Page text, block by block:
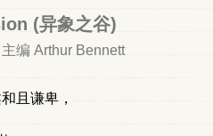
(异象之谷)
编 Arthur Bennett
且谦卑，